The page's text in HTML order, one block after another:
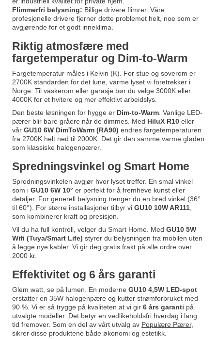
Flimmerfri belysning: Billige drivere flimrer. Våre
profesjonelle drivere fjerner dette problemet helt, noe som er
avgjørende for et godt inneklima.
Riktig atmosfære med
fargetemperatur og Dim-to-Warm
Fargetemperatur måles i Kelvin (K). For stue og soverom er
2700K standarden for det lune, varme lyset vi foretrekker i
Norge. Til vaskerom eller garasje bør du velge 3000K eller
4000K for et hvitere og mer effektivt arbeidslys.
Den beste løsningen for hygge er Dim-to-Warm . Vanlige LED-
pærer blir bare gråere når de dimmes. Med HiluX R10 eller
vår GU10 6W DimToWarm (RA90) endres fargetemperaturen
fra 2700K helt ned til 2000K. Det gir den samme varme gløden
som klassiske halogenpærer.
Spredningsvinkel og Smart Home
Spredningsvinkelen avgjør hvor lyset treffer. En smal vinkel
som i GU10 6W 10° er perfekt for å fremheve kunst eller
detaljer. For generell belysning trenger du en bred vinkel (36°
til 60°). For større installasjoner tilbyr vi GU10 10W AR111
som kombinerer kraft og presisjon.
Vil du ha full kontroll, velger du Smart Home. Med GU10 5W
Wifi (Tuya/Smart Life) styrer du belysningen fra mobilen uten
å legge nye kabler. Vi gir deg gratis frakt på alle ordre over
2000 kr.
Effektivitet og 6 års garanti
Glem watt, se på lumen. En moderne GU10 4,5W LED-spot
erstatter en 35W halogenpære og kutter strømforbruket med
90 %. Vi er så trygge på kvaliteten at vi gir 6 års garanti på
utvalgte modeller. Det betyr en vedlikeholdsfri hverdag i lang
tid fremover. Som en del av vårt utvalg av Populære Pærer,
sikrer disse produktene både økonomi og estetikk.